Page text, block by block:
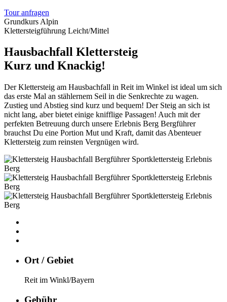
Tour anfragen
Grundkurs Alpin
Klettersteigführung Leicht/Mittel
Hausbachfall Klettersteig
Kurz und Knackig!
Der Klettersteig am Hausbachfall in Reit im Winkel ist ideal um sich
das erste Mal an stählernem Seil in die Senkrechte zu wagen.
Zustieg und Abstieg sind kurz und bequem! Der Steig an sich ist
nicht lang, aber bietet einige knifflige Passagen! Auch mit der
perfekten Betreuung durch unsere Erlebnis Berg Bergführer
brauchst Du eine Portion Mut und Kraft, damit das Abenteuer
Klettersteig zum reinsten Vergnügen wird.
Ort / Gebiet
Reit im Winkl/Bayern
Gebühr